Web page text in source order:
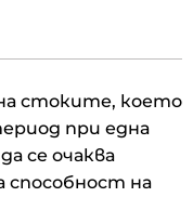
на стоките, което
при една
се очаква
способност на